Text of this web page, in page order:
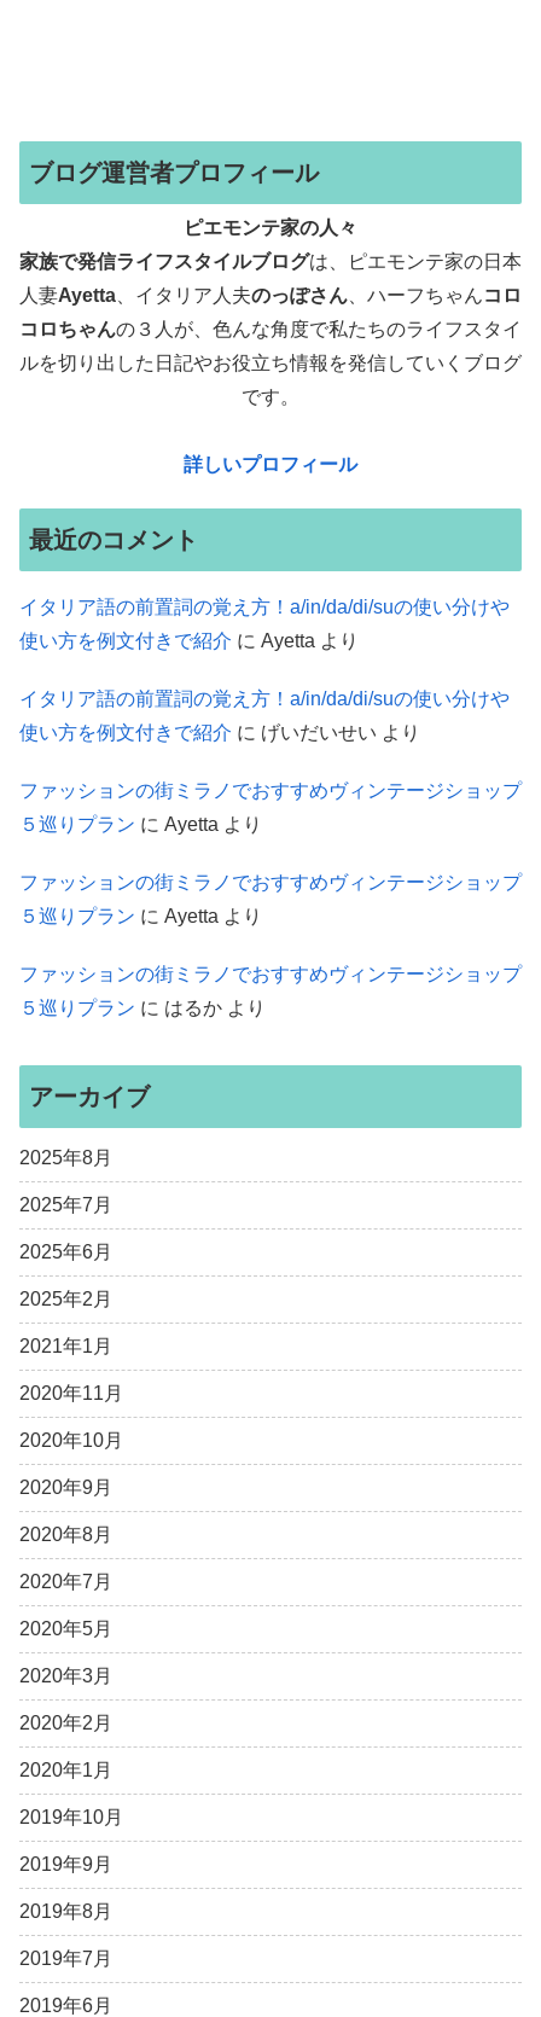
ブログ運営者プロフィール
ピエモンテ家の人々
家族で発信ライフスタイルブログは、ピエモンテ家の日本
人妻Ayetta 、イタリア人夫のっぽさん 、ハーフちゃんコロ
コロちゃんの３人が、色んな角度で私たちのライフスタイ
ルを切り出した日記やお役立ち情報を発信していくブログ
です。
詳しいプロフィール
最近のコメント
イタリア語の前置詞の覚え方！a/in/da/di/suの使い分けや
使い方を例文付きで紹介 に Ayetta より
イタリア語の前置詞の覚え方！a/in/da/di/suの使い分けや
使い方を例文付きで紹介 に げいだいせい より
ファッションの街ミラノでおすすめヴィンテージショップ
５巡りプラン に Ayetta より
ファッションの街ミラノでおすすめヴィンテージショップ
５巡りプラン に Ayetta より
ファッションの街ミラノでおすすめヴィンテージショップ
５巡りプラン に はるか より
アーカイブ
2025年8月
2025年7月
2025年6月
2025年2月
2021年1月
2020年11月
2020年10月
2020年9月
2020年8月
2020年7月
2020年5月
2020年3月
2020年2月
2020年1月
2019年10月
2019年9月
2019年8月
2019年7月
2019年6月